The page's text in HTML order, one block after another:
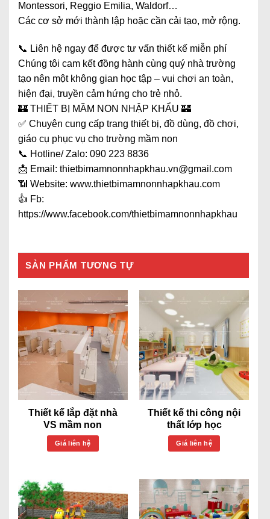
Montessori, Reggio Emilia, Waldorf…
Các cơ sở mới thành lập hoặc cần cải tạo, mở rộng.
📞 Liên hệ ngay để được tư vấn thiết kế miễn phí
Chúng tôi cam kết đồng hành cùng quý nhà trường
tạo nên một không gian học tập – vui chơi an toàn,
hiện đại, truyền cảm hứng cho trẻ nhỏ.
🏰 THIẾT BỊ MẦM NON NHẬP KHẨU 🏰
✅ Chuyên cung cấp trang thiết bị, đồ dùng, đồ chơi,
giáo cụ phục vụ cho trường mầm non
📞 Hotline/ Zalo: 090 223 8836
📩 Email: thietbimamnonnhapkhau.vn@gmail.com
📶 Website: www.thietbimamnonnhapkhau.com
👍 Fb:
https://www.facebook.com/thietbimamnonnhapkhau
SẢN PHẨM TƯƠNG TỰ
Thiết kế lắp đặt nhà
VS mầm non
Giá liên hệ
Thiết kế thi công nội
thất lớp học
Giá liên hệ